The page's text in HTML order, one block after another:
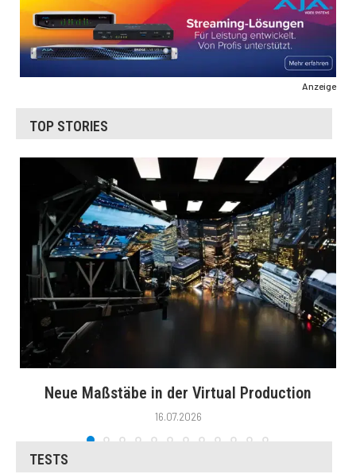
Anzeige
TOP STORIES
Neue Maßstäbe in der Virtual Production
16.07.2026
TESTS